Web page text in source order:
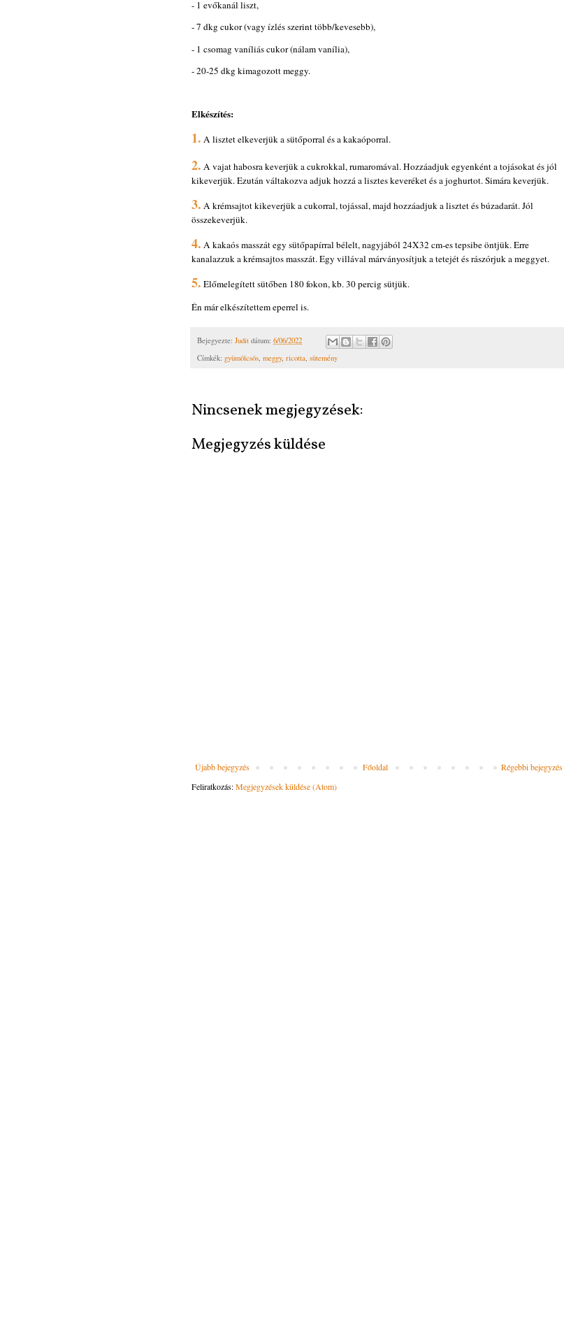
- 1 evőkanál liszt,
- 7 dkg cukor (vagy ízlés szerint több/kevesebb),
- 1 csomag vaníliás cukor (nálam vanília),
- 20-25 dkg kimagozott meggy.
Elkészítés:
1. A lisztet elkeverjük a sütőporral és a kakaóporral.
2. A vajat habosra keverjük a cukrokkal, rumaromával. Hozzáadjuk egyenként a tojásokat és jól
kikeverjük. Ezután váltakozva adjuk hozzá a lisztes keveréket és a joghurtot. Simára keverjük.
3. A krémsajtot kikeverjük a cukorral, tojással, majd hozzáadjuk a lisztet és búzadarát. Jól
összekeverjük.
4. A kakaós masszát egy sütőpapírral bélelt, nagyjából 24X32 cm-es tepsibe öntjük. Erre
kanalazzuk a krémsajtos masszát. Egy villával márványosítjuk a tetejét és rászórjuk a meggyet.
5. Előmelegített sütőben 180 fokon, kb. 30 percig sütjük.
Én már elkészítettem eperrel is.
Bejegyezte: Judit dátum: 6/06/2022
Címkék: gyümölcsös meggy, ricotta sütemény
Nincsenek megjegyzések:
Megjegyzés küldése
Újabb bejegyzés Régebbi bejegyzés
Főoldal
Feliratkozás:Megjegyzések küldése (Atom)